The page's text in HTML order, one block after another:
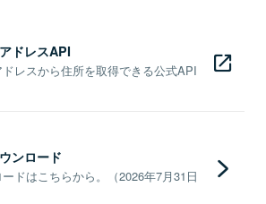
ドレスAPI
レスから住所を取得できる公式API
ンロード
ドはこちらから。（2026年7月31日